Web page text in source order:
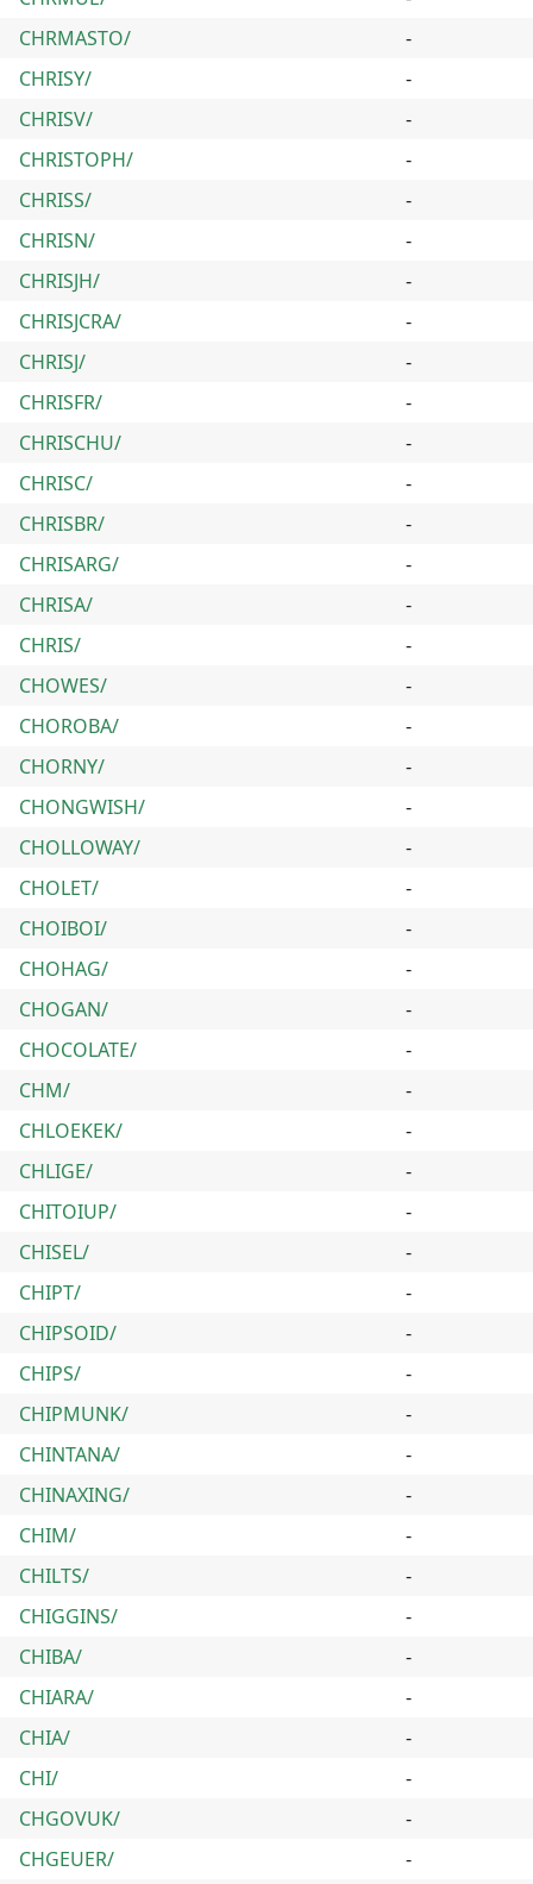
CHRMASTO/
-
CHRISY/
-
CHRISV/
-
CHRISTOPH/
-
CHRISS/
-
CHRISN/
-
CHRISJH/
-
CHRISJCRA/
-
CHRISJ/
-
CHRISFR/
-
CHRISCHU/
-
CHRISC/
-
CHRISBR/
-
CHRISARG/
-
CHRISA/
-
CHRIS/
-
CHOWES/
-
CHOROBA/
-
CHORNY/
-
CHONGWISH/
-
CHOLLOWAY/
-
CHOLET/
-
CHOIBOI/
-
CHOHAG/
-
CHOGAN/
-
CHOCOLATE/
-
CHM/
-
CHLOEKEK/
-
CHLIGE/
-
CHITOIUP/
-
CHISEL/
-
CHIPT/
-
CHIPSOID/
-
CHIPS/
-
CHIPMUNK/
-
CHINTANA/
-
CHINAXING/
-
CHIM/
-
CHILTS/
-
CHIGGINS/
-
CHIBA/
-
CHIARA/
-
CHIA/
-
CHI/
-
CHGOVUK/
-
CHGEUER/
-